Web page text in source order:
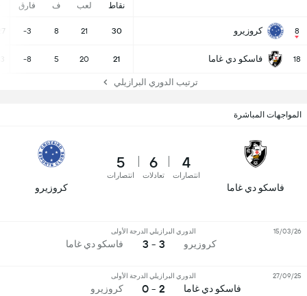
نقاط لعب ف فارق
8 كروزيرو 30
21
8
-3
18 فاسكو دي غاما 21
20
5
-8
ترتيب الدوري البرازيلي
المواجهات المباشرة
فاسكو دي غاما
4
انتصارات
6
تعادلات
5
انتصارات
كروزيرو
كروزيرو
الدوري البرازيلي الدرجة الأولى
3 - 3 فاسكو دي غاما
15/03/26
فاسكو دي غاما
الدوري البرازيلي الدرجة الأولى
2 - 0 كروزيرو
27/09/25